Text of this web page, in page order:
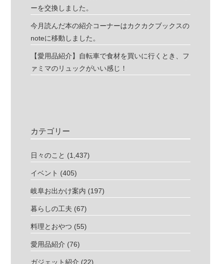
ーを交換しました。
今月読んだ本の紹介コーナーはカクカクブックスの
noteに移動しました。
【愛用品紹介】自転車で食材を買いに行くとき、フ
ァミマのリュックがいい感じ！
カテゴリー
日々のこと (1,437)
イベント (405)
岐阜お出かけ案内 (197)
暮らしの工夫 (67)
料理とおやつ (55)
愛用品紹介 (76)
ガジェット紹介 (22)